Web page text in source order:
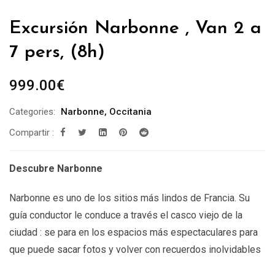
Excursión Narbonne , Van 2 a
7 pers, (8h)
999.00€
Categories: Narbonne, Occitania
Compartir :
Descubre Narbonne
Narbonne es uno de los sitios más lindos de Francia. Su
guía conductor le conduce a través el casco viejo de la
ciudad : se para en los espacios más espectaculares para
que puede sacar fotos y volver con recuerdos inolvidables